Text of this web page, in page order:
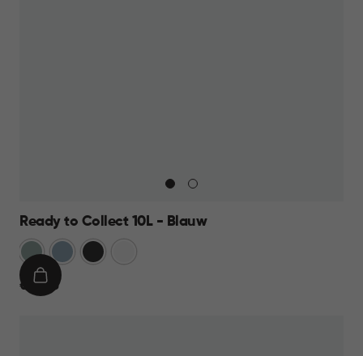
Ready to Collect 10L - Blauw
GroenBlauwDonkergrijs
€
€ 14,95
IN